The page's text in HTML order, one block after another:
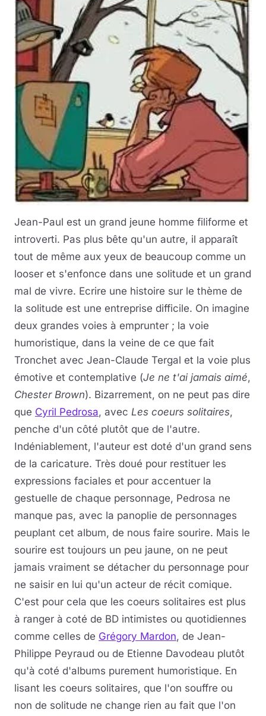
Jean-Paul est un grand jeune homme filiforme et
introverti. Pas plus bête qu'un autre, il apparaît
tout de même aux yeux de beaucoup comme un
looser et s'enfonce dans une solitude et un grand
mal de vivre. Ecrire une histoire sur le thème de
la solitude est une entreprise difficile. On imagine
deux grandes voies à emprunter ; la voie
humoristique, dans la veine de ce que fait
Tronchet avec Jean-Claude Tergal et la voie plus
émotive et contemplative (Je ne t'ai jamais aimé,
Chester Brown). Bizarrement, on ne peut pas dire
que Cyril Pedrosa, avec Les coeurs solitaires,
penche d'un côté plutôt que de l'autre.
Indéniablement, l'auteur est doté d'un grand sens
de la caricature. Très doué pour restituer les
expressions faciales et pour accentuer la
gestuelle de chaque personnage, Pedrosa ne
manque pas, avec la panoplie de personnages
peuplant cet album, de nous faire sourire. Mais le
sourire est toujours un peu jaune, on ne peut
jamais vraiment se détacher du personnage pour
ne saisir en lui qu'un acteur de récit comique.
C'est pour cela que les coeurs solitaires est plus
à ranger à coté de BD intimistes ou quotidiennes
comme celles de Grégory Mardon, de Jean-
Philippe Peyraud ou de Etienne Davodeau plutôt
qu'à coté d'albums purement humoristique. En
lisant les coeurs solitaires, que l'on souffre ou
non de solitude ne change rien au fait que l'on